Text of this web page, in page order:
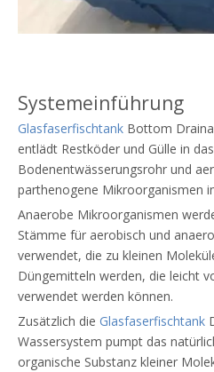
Systemeinführung
Glasfaserfischtank Bottom
entlädt Restköder und Gülle in
Bodenentwässerungsrohr und
parthenogene Mikroorganismen
Anaerobe Mikroorganismen
Stämme für aerobisch und
verwendet, die zu kleinen
Düngemitteln werden, die leicht
verwendet werden können.
Zusätzlich die Glasfaserfischtank
Wassersystem pumpt das
organische Substanz kleiner